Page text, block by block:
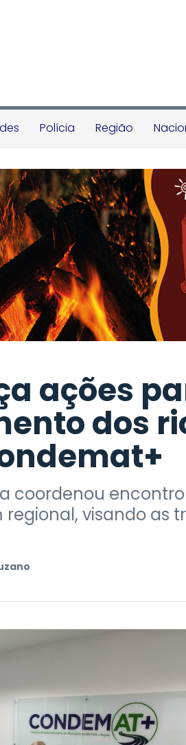
Polícia Região
ações
dos
coordenou
visando as